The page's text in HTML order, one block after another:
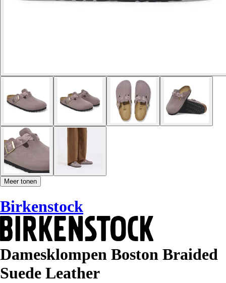
Meer tonen
Birkenstock
Damesklompen Boston Braided
Suede Leather